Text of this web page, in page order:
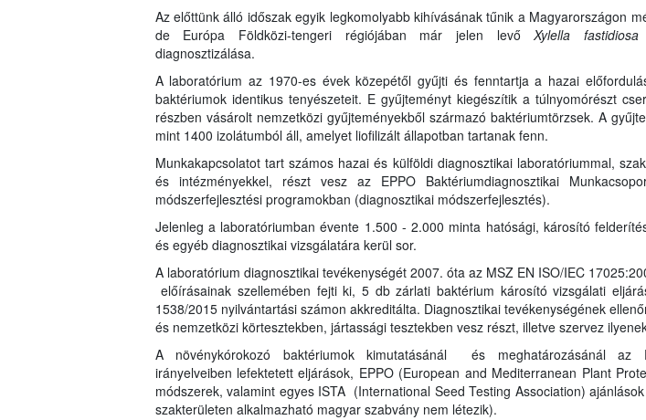
Az előttünk álló időszak egyik legkomolyabb kihívásának tűnik a Magyarországon
de Európa Földközi-tengeri régiójában már jelen levőXylella fastidiosa
diagnosztizálása.
A laboratórium az 1970-es évek közepétől gyűjti és fenntartja a hazai
baktériumok identikus tenyészeteit. E gyűjteményt kiegészítik a túlnyomórészt
részben vásárolt nemzetközi gyűjteményekből származó baktériumtörzsek. A
mint 1400 izolátumból áll, amelyet liofilizált állapotban tartanak fenn.
Munkakapcsolatot tart számos hazai és külföldi diagnosztikai laboratóriummal,
és intézményekkel, részt vesz az EPPO Baktériumdiagnosztikai
módszerfejlesztési programokban (diagnosztikai módszerfejlesztés).
Jelenleg a laboratóriumban évente 1.500 - 2.000 minta hatósági, károsító
és egyéb diagnosztikai vizsgálatára kerül sor.
A laboratórium diagnosztikai tevékenységét 2007. óta az MSZ EN ISO/IEC
előírásainak szellemében fejti ki, 5 db zárlati baktérium károsító vizsgálati
1538/2015 nyilvántartási számon akkreditálta. Diagnosztikai tevékenységének
és nemzetközi körtesztekben, jártassági tesztekben vesz részt, illetve szervez
A növénykórokozó baktériumok kimutatásánál és meghatározásánál az
irányelveiben lefektetett eljárások, EPPO (European and Mediterranean Plant
módszerek, valamint egyes ISTA (International Seed Testing Association)
szakterületen alkalmazható magyar szabvány nem létezik).